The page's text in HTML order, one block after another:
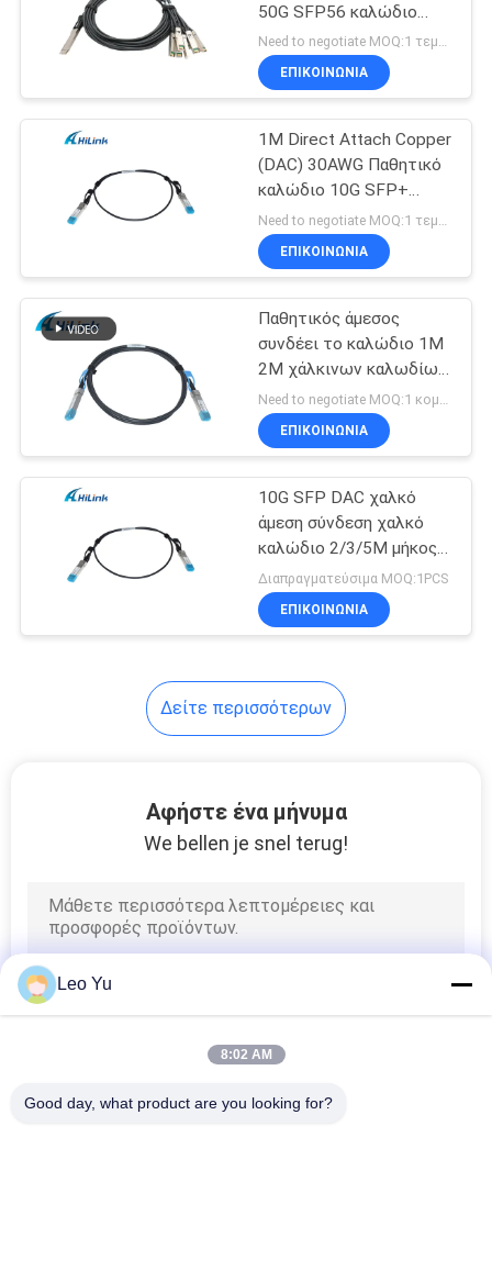
QSFP+
πομποδέκτης
άμεσος συνδέστε
το χάλκινο
καλώδιο
ενεργό οπτικό
102
ίνα μετατροπέας
μέσων ενημέρωσης
Μηχανικός οπτικός
διακόπτης
50G SFP56 καλώδιο
διακοπής
Need to negotiate MOQ:1 τεμάχιο
ΕΠΙΚΟΙΝΩΝΙΑ
1M Direct Attach Copper
(DAC) 30AWG Παθητικό
καλώδιο 10G SFP+
Twinax Οπτικό
εξοπλισμό ινών
Need to negotiate MOQ:1 τεμάχιο
ΕΠΙΚΟΙΝΩΝΙΑ
Παθητικός άμεσος
συνδέει το καλώδιο 1M
2M χάλκινων καλωδίων
DAC 25G SFP28 30AWG
SFP+
ΕΠΙΚΟΙΝΩΝΙΑ
10G SFP DAC χαλκό
άμεση σύνδεση χαλκό
καλώδιο 2/3/5M μήκος
SFP καλώδιο
Διαπραγματεύσιμα MOQ:1PCS
ΕΠΙΚΟΙΝΩΝΙΑ
Δείτε περισσότερων
Αφήστε ένα μήνυμα
We bellen je snel terug!
Leo Yu
8:02 AM
Good day, what product are you looking for?